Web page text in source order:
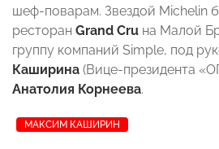
шеф-поварам. Звездой Michelin
ресторан Grand Cru на Малой
группу компаний Simple, под
Каширина (Вице-президента
Анатолия Корнеева.
МАКСИМ КАШИРИН